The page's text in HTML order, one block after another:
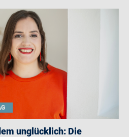
unglücklich: Die